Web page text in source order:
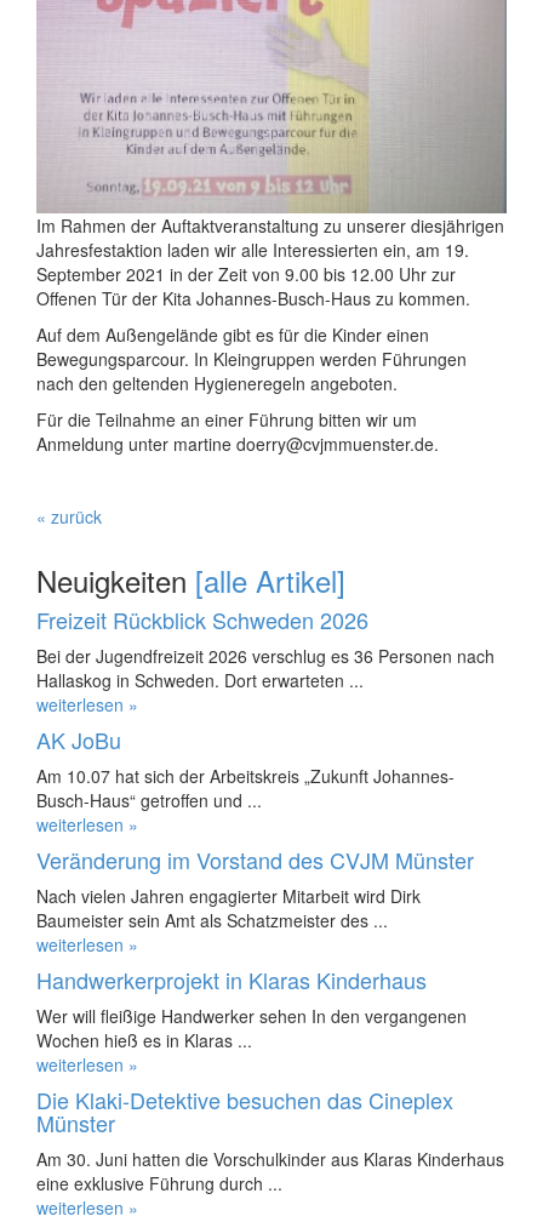
Im Rahmen der Auftaktveranstaltung zu unserer diesjährigen
Jahresfestaktion laden wir alle Interessierten ein, am 19.
September 2021 in der Zeit von 9.00 bis 12.00 Uhr zur
Offenen Tür der Kita Johannes-Busch-Haus zu kommen.
Auf dem Außengelände gibt es für die Kinder einen
Bewegungsparcour. In Kleingruppen werden Führungen
nach den geltenden Hygieneregeln angeboten.
Für die Teilnahme an einer Führung bitten wir um
Anmeldung unter martine doerry@cvjmmuenster.de.
« zurück
Neuigkeiten [alle Artikel]
Freizeit Rückblick Schweden 2026
Bei der Jugendfreizeit 2026 verschlug es 36 Personen nach
Hallaskog in Schweden. Dort erwarteten ...
weiterlesen »
AK JoBu
Am 10.07 hat sich der Arbeitskreis „Zukunft Johannes-
Busch-Haus“ getroffen und ...
weiterlesen »
Veränderung im Vorstand des CVJM Münster
Nach vielen Jahren engagierter Mitarbeit wird Dirk
Baumeister sein Amt als Schatzmeister des ...
weiterlesen »
Handwerkerprojekt in Klaras Kinderhaus
Wer will fleißige Handwerker sehen In den vergangenen
Wochen hieß es in Klaras ...
weiterlesen »
Die Klaki-Detektive besuchen das Cineplex
Münster
Am 30. Juni hatten die Vorschulkinder aus Klaras Kinderhaus
eine exklusive Führung durch ...
weiterlesen »